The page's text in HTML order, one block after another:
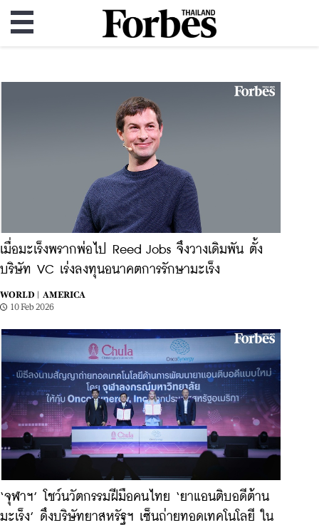
เมื่อมะเร็งพรากพ่อไป Reed Jobs จึงวางเดิมพัน ตั้ง
บริษัท VC เร่งลงทุนอนาคตการรักษามะเร็ง
WORLD |
AMERICA
10 Feb 2026
‘จุฬาฯ’ โชว์นวัตกรรมฝีมือคนไทย ‘ยาแอนติบอดีต้าน
มะเร็ง’ ดึงบริษัทยาสหรัฐฯ เซ็นถ่ายทอดเทคโนโลยี ใน